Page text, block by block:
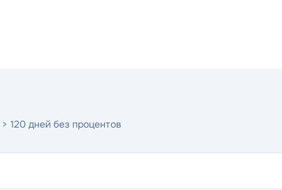
> 120 дней без процентов